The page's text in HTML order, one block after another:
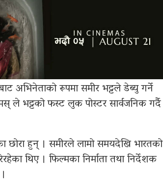
अभिनेताको रूपमा समीर भट्टले डेब्यु गर्ने
ले भट्टको फस्ट लुक पोस्टर सार्वजनिक गर्दै
छोरा हुन् । समीरले लामो समयदेखि भारतको
थिए । फिल्मका निर्माता तथा निर्देशक